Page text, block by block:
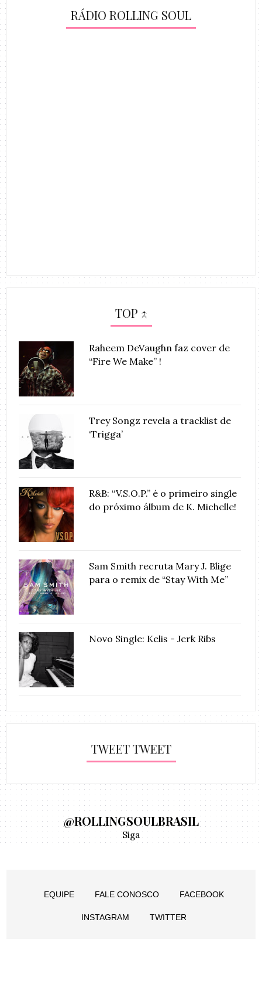
RÁDIO ROLLING SOUL
TOP ↑
Raheem DeVaughn faz cover de
“Fire We Make” !
Trey Songz revela a tracklist de
‘Trigga’
R&B: “V.S.O.P.” é o primeiro single
do próximo álbum de K. Michelle!
Sam Smith recruta Mary J. Blige
para o remix de “Stay With Me”
Novo Single: Kelis - Jerk Ribs
TWEET TWEET
@ROLLINGSOULBRASIL
Siga
EQUIPE FALE CONOSCO FACEBOOK
INSTAGRAM TWITTER